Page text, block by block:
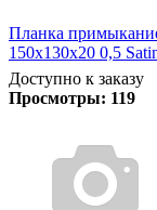
Планка
150х130х20 0,5
Доступно к заказу
Просмотры: 119